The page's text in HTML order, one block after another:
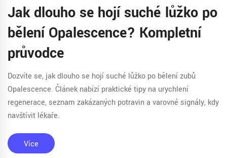
Jak dlouho se hojí suché lůžko po
bělení Opalescence? Kompletní
průvodce
Dozvíte se, jak dlouho se hojí suché lůžko po bělení zubů
Opalescence. Článek nabízí praktické tipy na urychlení
regenerace, seznam zakázaných potravin a varovné signály, kdy
navštívit lékaře.
Více